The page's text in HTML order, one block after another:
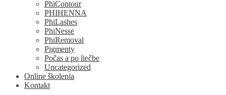
PhiContour
PHIHENNA
PhiLashes
PhiNesse
PhiRemoval
Pigmenty
Počas a po liečbe
Uncategorized
Online školenia
Kontakt